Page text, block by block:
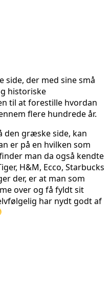
side, der med sine små
historiske
til at forestille hvordan
flere hundrede år.
den græske side, kan
er på en hvilken som
man da også kendte
H&M, Ecco, Starbucks
der, er at man som
over og få fyldt sit
har nydt godt af